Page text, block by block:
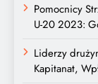
Pomocnicy
U-20 2023:
Liderzy
Kapitanat,